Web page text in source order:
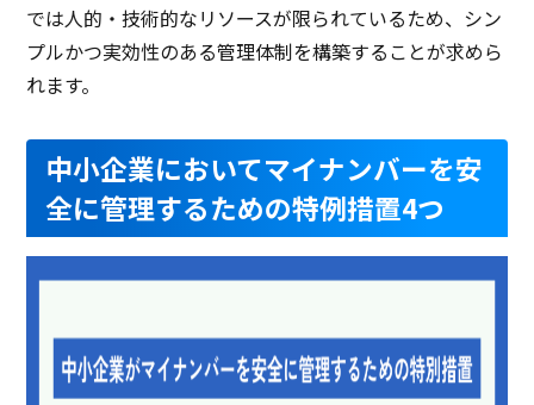
では人的・技術的なリソースが限られているため、シン
プルかつ実効性のある管理体制を構築することが求めら
れます。
中小企業においてマイナンバーを安
全に管理するための特例措置4つ